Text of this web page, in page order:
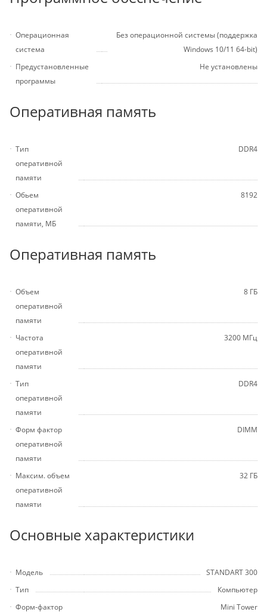
Операционная
система
Без операционной системы (поддержка
Windows 10/11 64-bit)
Предустановленные
программы
Не установлены
Оперативная память
Тип
оперативной
памяти
DDR4
Обьем
оперативной
памяти, МБ
8192
Оперативная память
Объем
оперативной
памяти
8 ГБ
Частота
оперативной
памяти
3200 МГц
Тип
оперативной
памяти
DDR4
Форм фактор
оперативной
памяти
DIMM
Максим. объем
оперативной
памяти
32 ГБ
Основные характеристики
Модель
STANDART 300
Тип
Компьютер
Форм-фактор
Mini Tower